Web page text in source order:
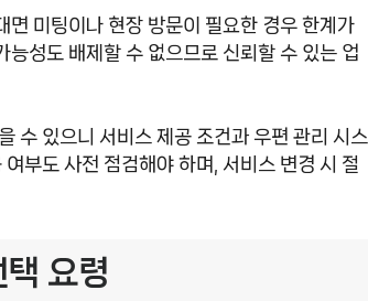
미팅이나 현장 방문이 필요한 경우 한계가
성도 배제할 수 없으므로 신뢰할 수 있는 업
수 있으니 서비스 제공 조건과 우편 관리 시스
부도 사전 점검해야 하며, 서비스 변경 시 절
요령